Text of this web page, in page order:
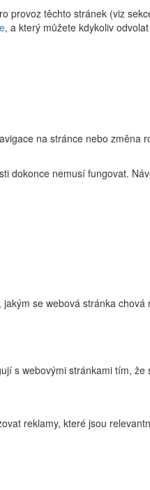
těchto stránek (viz
, a který můžete kdykoliv
na stránce nebo
dokonce nemusí fungovat.
se webová stránka
s webovými stránkami tím,
reklamy, které jsou